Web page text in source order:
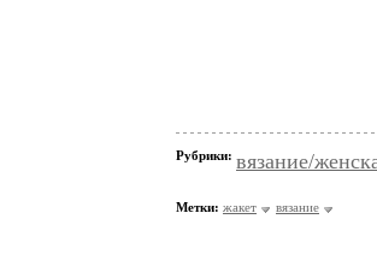
Рубрики: вязание/
Метки: жакет вязание